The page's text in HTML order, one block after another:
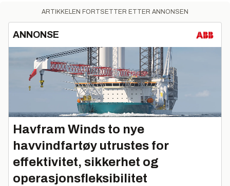
ARTIKKELEN FORTSETTER ETTER ANNONSEN
ANNONSE
Havfram Winds to nye
havvindfartøy utrustes for
effektivitet, sikkerhet og
operasjonsfleksibilitet